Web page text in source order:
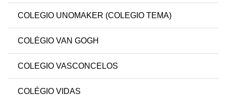
COLEGIO UNOMAKER (COLEGIO TEMA)
COLÉGIO VAN GOGH
COLEGIO VASCONCELOS
COLÉGIO VIDAS